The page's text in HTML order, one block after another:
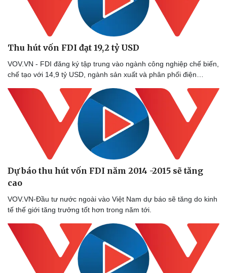
Thu hút vốn FDI đạt 19,2 tỷ USD
VOV.VN - FDI đăng ký tập trung vào ngành công nghiệp chế biến,
chế tạo với 14,9 tỷ USD, ngành sản xuất và phân phối điện…
Dự báo thu hút vốn FDI năm 2014 -2015 sẽ tăng
cao
VOV.VN-Đầu tư nước ngoài vào Việt Nam dự báo sẽ tăng do kinh
tế thế giới tăng trưởng tốt hơn trong năm tới.